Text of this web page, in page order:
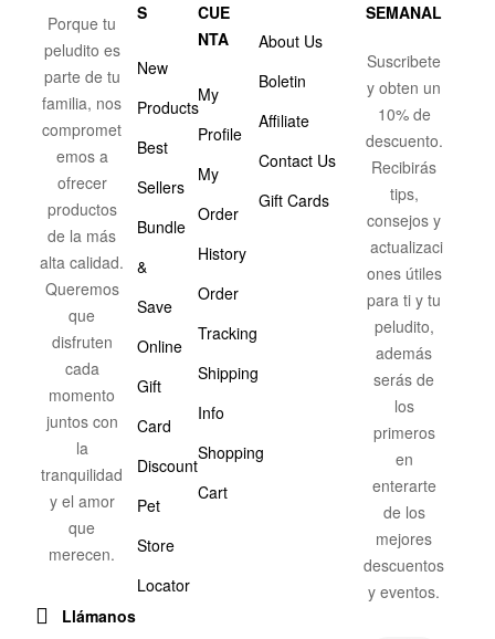
Porque tu
peludito es
parte de tu
familia, nos
compromet
emos a
ofrecer
productos
de la más
alta calidad.
Queremos
que
disfruten
cada
momento
juntos con
la
tranquilidad
y el amor
que
merecen.
Llámanos
S
New
Products
Best
Sellers
Bundle
&
Save
Online
Gift
Card
Discount
Pet
Store
Locator
CUE
NTA
My
Profile
My
Order
History
Order
Tracking
Shipping
Info
Shopping
Cart
About Us
Boletin
Affiliate
Contact Us
Gift Cards
SEMANAL
Suscribete
y obten un
10% de
descuento.
Recibirás
tips,
consejos y
actualizaci
ones útiles
para ti y tu
peludito,
además
serás de
los
primeros
en
enterarte
de los
mejores
descuentos
y eventos.